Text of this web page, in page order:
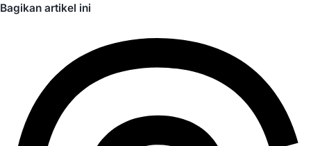
Bagikan artikel ini